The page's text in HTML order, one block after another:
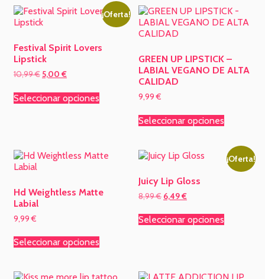
¡Oferta!
Festival Spirit Lovers
Lipstick
10,99€ 5,00 €
Seleccionar opciones
GREEN UP LIPSTICK –
LABIAL VEGANO DE ALTA
CALIDAD
9,99€
Seleccionar opciones
Hd Weightless Matte
Labial
9,99€
Seleccionar opciones
¡Oferta!
Juicy Lip Gloss
8,99€ 6,49€
Seleccionar opciones